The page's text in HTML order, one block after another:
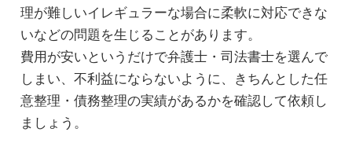
理が難しいイレギュラーな場合に柔軟に対応できな
いなどの問題を生じることがあります。
費用が安いというだけで弁護士・司法書士を選んで
しまい、不利益にならないように、きちんとした任
意整理・債務整理の実績があるかを確認して依頼し
ましょう。